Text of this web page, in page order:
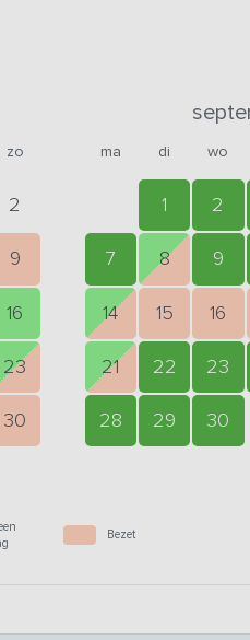
zo
2
9
16
23
30
ma di wo
1 2
7 8 9
14 15 16
21 22 23
28 29 30
Bezet